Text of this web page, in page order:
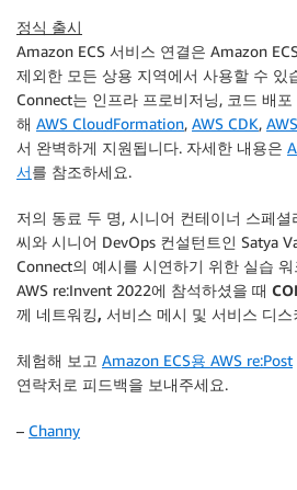
정식 출시
Amazon ECS 서비스 연결은 Amazon
제외한 모든 상용 지역에서 사용할 수 있
Connect는 인프라 프로비저닝, 코드 배
해 AWS CloudFormation, AWS CDK,
서 완벽하게 지원됩니다. 자세한 내용은
서를 참조하세요.
저의 동료 두 명, 시니어 컨테이너 스페셜
씨와 시니어 DevOps 컨설턴트인 Satya
Connect의 예시를 시연하기 위한 실습
AWS re:Invent 2022에 참석하셨을 때
께 네트워킹, 서비스 메시 및 서비스 디스
체험해 보고 Amazon ECS용 AWS re:Post
연락처로 피드백을 보내주세요.
– Channy